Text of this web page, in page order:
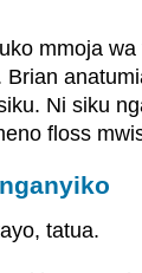
mmoja
Brian
Ni siku
floss
tatua.